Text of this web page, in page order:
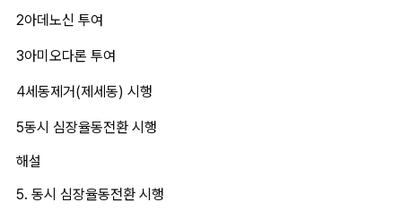
2아데노신 투여
3아미오다론 투여
4세동제거(제세동) 시행
5동시 심장율동전환 시행
해설
5. 동시 심장율동전환 시행